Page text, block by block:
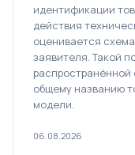
идентификации
действия
оценивается
заявителя. Такой
общему названию
модели.
06.08.2026